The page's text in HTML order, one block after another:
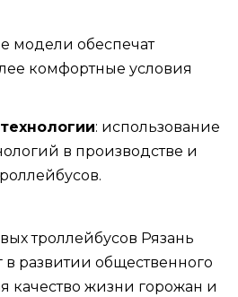
модели обеспечат
комфортные условия
: использование
в производстве и
троллейбусов Рязань
развитии общественного
качество жизни горожан и